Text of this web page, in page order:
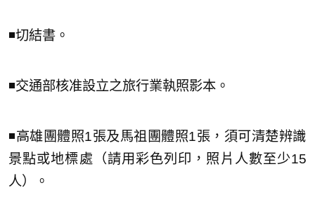
◾️切結書。
◾️交通部核准設立之旅行業執照影本。
◾️高雄團體照1張及馬祖團體照1張，須可清楚辨識
景點或地標處（請用彩色列印，照片人數至少15
人）。